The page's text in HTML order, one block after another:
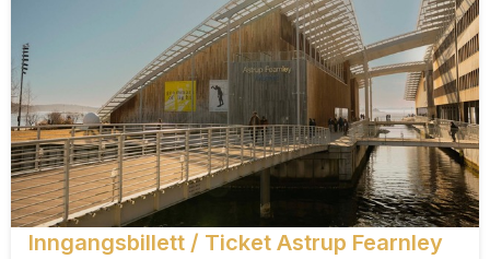
Inngangsbillett / Ticket Astrup Fearnley